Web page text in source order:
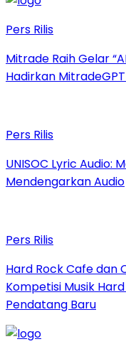
Pers Rilis
Mitrade Raih Gelar
Hadirkan
Pers Rilis
UNISOC Lyric Audio:
Mendengarkan Audio
Pers Rilis
Hard Rock Cafe dan
Kompetisi Musik
Pendatang Baru